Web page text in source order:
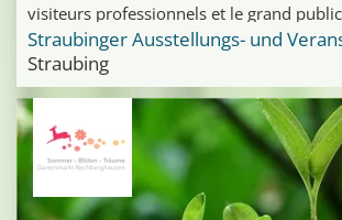
visiteurs professionnels et le grand public
Straubing